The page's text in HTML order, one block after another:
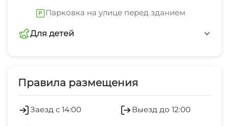
Парковка на улице перед зданием
Для детей
Правила размещения
Заезд с 14:00 Выезд до 12:00